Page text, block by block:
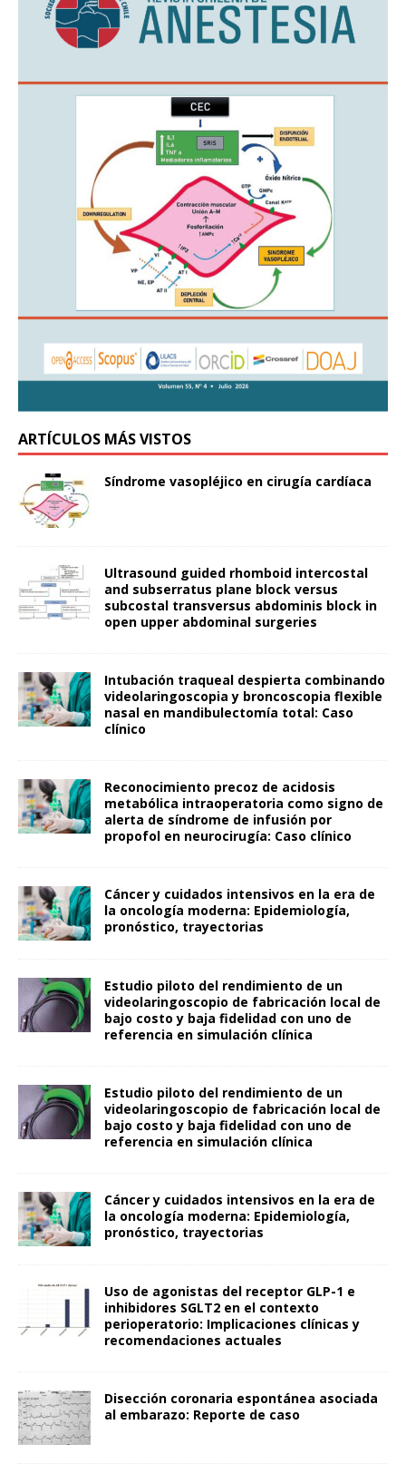
ARTÍCULOS MÁS VISTOS
Síndrome vasopléjico en cirugía cardíaca
Ultrasound guided rhomboid intercostal
and subserratus plane block versus
subcostal transversus abdominis block in
open upper abdominal surgeries
Intubación traqueal despierta combinando
videolaringoscopia y broncoscopia flexible
nasal en mandibulectomía total: Caso
clínico
Reconocimiento precoz de acidosis
metabólica intraoperatoria como signo de
alerta de síndrome de infusión por
propofol en neurocirugía: Caso clínico
Cáncer y cuidados intensivos en la era de
la oncología moderna: Epidemiología,
pronóstico, trayectorias
Estudio piloto del rendimiento de un
videolaringoscopio de fabricación local de
bajo costo y baja fidelidad con uno de
referencia en simulación clínica
Estudio piloto del rendimiento de un
videolaringoscopio de fabricación local de
bajo costo y baja fidelidad con uno de
referencia en simulación clínica
Cáncer y cuidados intensivos en la era de
la oncología moderna: Epidemiología,
pronóstico, trayectorias
Uso de agonistas del receptor GLP-1 e
inhibidores SGLT2 en el contexto
perioperatorio: Implicaciones clínicas y
recomendaciones actuales
Disección coronaria espontánea asociada
al embarazo: Reporte de caso